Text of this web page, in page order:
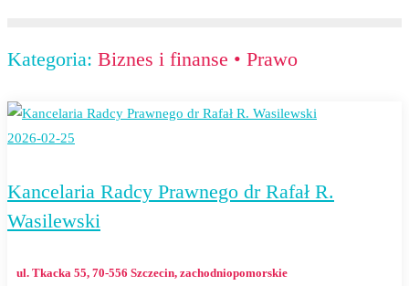
Kategoria: Biznes i finanse • Prawo
2026-02-25
Kancelaria Radcy Prawnego dr Rafał R.
Wasilewski
ul. Tkacka 55, 70-556 Szczecin, zachodniopomorskie